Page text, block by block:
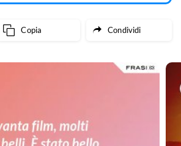
Copia Condividi